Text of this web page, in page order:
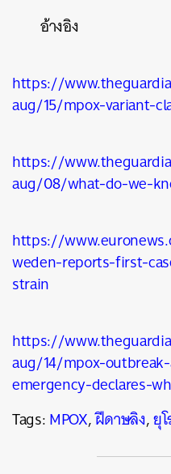
อ้างอิง
https://
aug/15/mpox-variant-
https://
aug/08/what-do-we-
https://
weden-reports-first-
strain
https://
aug/14/mpox-
emergency-declares-
Tags:MPOX,ฝีดาษลิง,ยุ